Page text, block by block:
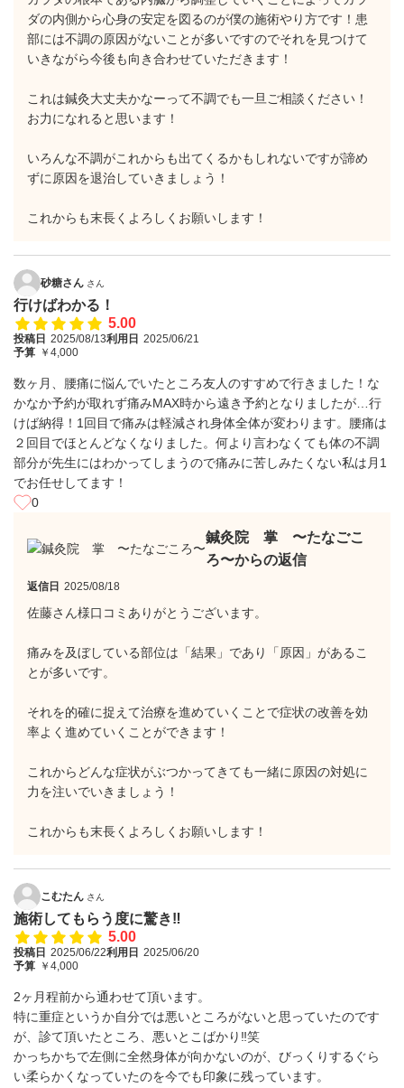
ダの内側から心身の安定を図るのが僕の施術やり方です！患
部には不調の原因がないことが多いですのでそれを見つけて
いきながら今後も向き合わせていただきます！
これは鍼灸大丈夫かなーって不調でも一旦ご相談ください！
お力になれると思います！
いろんな不調がこれからも出てくるかもしれないですが諦め
ずに原因を退治していきましょう！
これからも末長くよろしくお願いします！
砂糖さん さん
行けばわかる！
5.00
投稿日 2025/08/13利用日 2025/06/21
予算 ￥4,000
数ヶ月、腰痛に悩んでいたところ友人のすすめで行きました！な
かなか予約が取れず痛みMAX時から遠き予約となりましたが…行
けば納得！1回目で痛みは軽減され身体全体が変わります。腰痛は
２回目でほとんどなくなりました。何より言わなくても体の不調
部分が先生にはわかってしまうので痛みに苦しみたくない私は月1
でお任せしてます！
0
鍼灸院 掌 〜たなごこ
ろ〜からの返信
返信日 2025/08/18
佐藤さん様口コミありがとうございます。
痛みを及ぼしている部位は「結果」であり「原因」があるこ
とが多いです。
それを的確に捉えて治療を進めていくことで症状の改善を効
率よく進めていくことができます！
これからどんな症状がぶつかってきても一緒に原因の対処に
力を注いでいきましょう！
これからも末長くよろしくお願いします！
こむたん さん
施術してもらう度に驚き‼︎
5.00
投稿日 2025/06/22利用日 2025/06/20
予算 ￥4,000
2ヶ月程前から通わせて頂います。
特に重症というか自分では悪いところがないと思っていたのです
が、診て頂いたところ、悪いとこばかり‼︎笑
かっちかちで左側に全然身体が向かないのが、びっくりするぐら
い柔らかくなっていたのを今でも印象に残っています。